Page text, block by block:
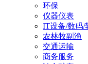
环保
仪器仪表
IT设备/数码/
农林牧副渔
交通运输
商务服务